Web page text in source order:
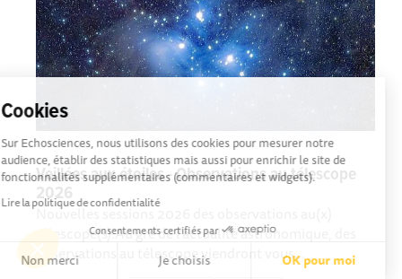
Cookies
Sur Echosciences, nous utilisons des cookies pour mesurer notre
audience, établir des statistiques mais aussi pour enrichir le site de
fonctionnalités supplémentaires (commentaires et widgets).
Lire la politique de confidentialité
Consentements certifiés par
Non merci Je choisis OK pour moi
Veillées aux étoiles - Observations au télescope
2026
Nouvelles sessions 2026 des observations au(x)
télescope(s). Au gré de l'actualité astronomique, des
observations au télescope viendront vous...